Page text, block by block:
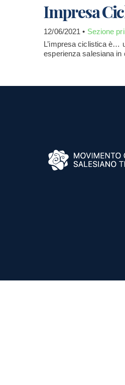
Impresa
12/06/2021 • Sezione
L’impresa ciclistica è…
esperienza salesiana in